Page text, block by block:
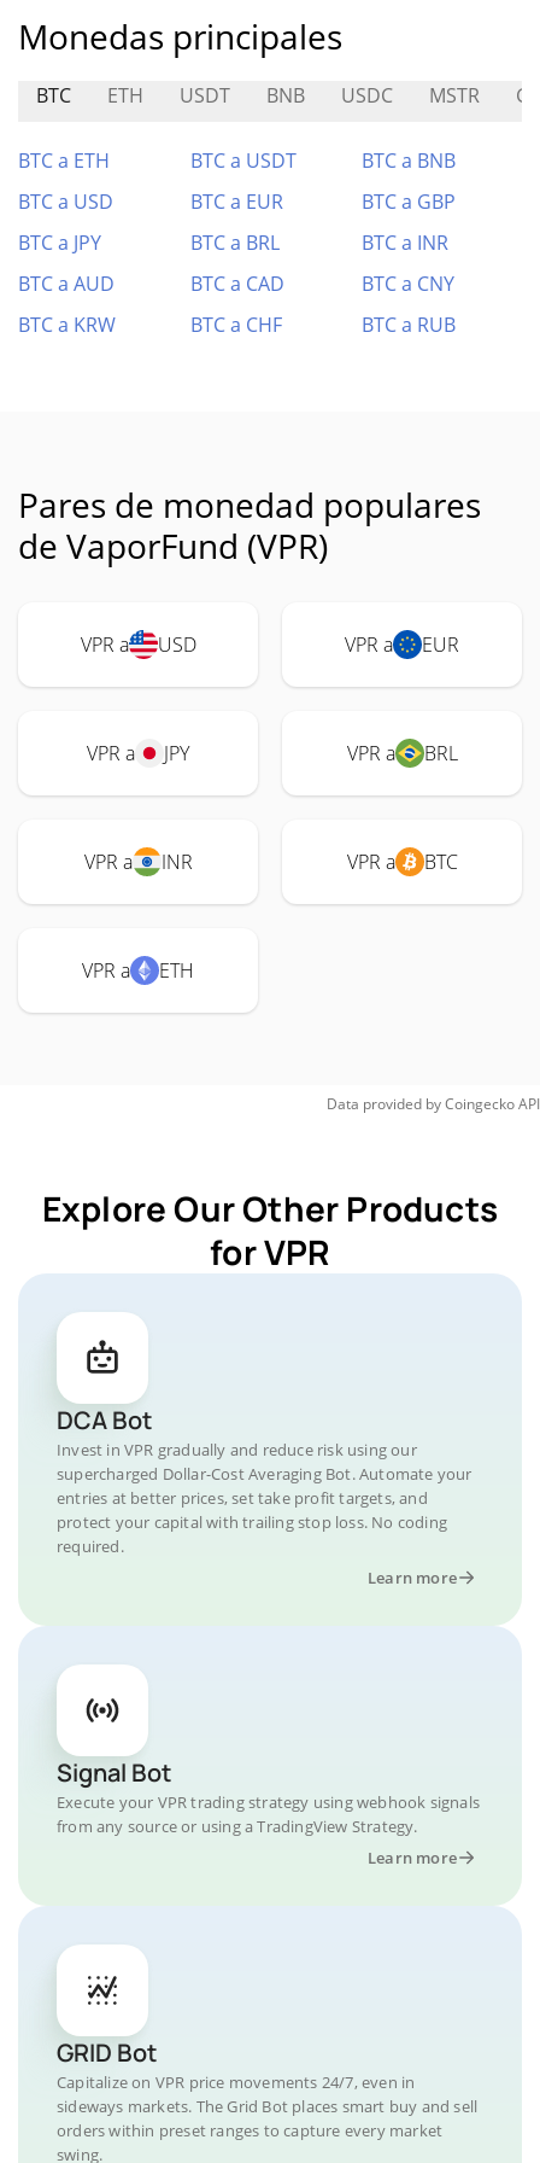
Monedas principales
BTC ETH USDT BNB USDC MSTR
BTC a ETH BTC a USDT
BTC a BNB
BTC a USD
BTC a EUR
BTC a GBP
BTC a JPY
BTC a BRL
BTC a INR
BTC a AUD
BTC a CAD
BTC a CNY
BTC a KRW
BTC a CHF BTC a RUB
Pares de monedad populares
de VaporFund (VPR)
VPR a USD VPR a EUR
VPR a JPY VPR a BRL
VPR a INR VPR a BTC
VPR a ETH
Data provided byCoingeckoAPI
Explore Our Other Products
for VPR
DCA Bot
Invest in VPR gradually and reduce risk using our
supercharged Dollar-Cost Averaging Bot. Automate your
entries at better prices, set take profit targets, and
protect your capital with trailing stop loss. No coding
required.
Learn more
Signal Bot
Execute your VPR trading strategy using webhook signals
from any source or using a TradingView Strategy.
Learn more
GRID Bot
Capitalize on VPR price movements 24/7, even in
sideways markets. The Grid Bot places smart buy and sell
orders within preset ranges to capture every market
swing.